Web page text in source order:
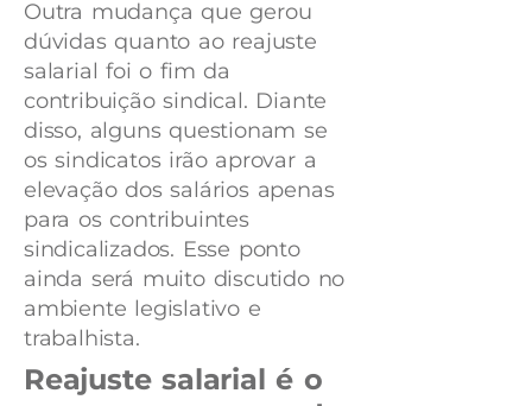
Outra mudança que gerou
dúvidas quanto ao reajuste
salarial foi o fim da
contribuição sindical. Diante
disso, alguns questionam se
os sindicatos irão aprovar a
elevação dos salários apenas
para os contribuintes
sindicalizados. Esse ponto
ainda será muito discutido no
ambiente legislativo e
trabalhista.
Reajuste salarial é o